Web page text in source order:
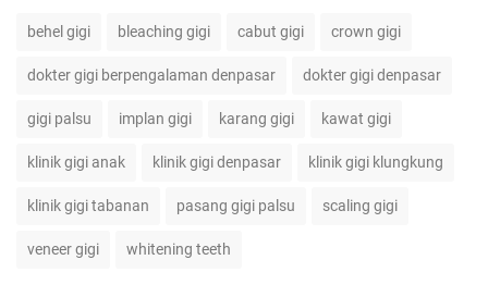
behel gigi bleaching gigi cabut gigi crown gigi
dokter gigi berpengalaman denpasar dokter gigi denpasar
gigi palsu implan gigi karang gigi kawat gigi
klinik gigi anak klinik gigi denpasar klinik gigi klungkung
klinik gigi tabanan pasang gigi palsu scaling gigi
veneer gigi whitening teeth